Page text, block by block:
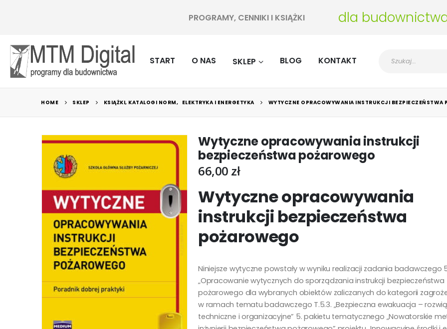
PROGRAMY, CENNIKI I KSIĄŻKI dla
START O NAS SKLEP BLOG KONTAKT
HOME SKLEP KSIĄŻKI, KATALOGI NORM, ELEKTRYKA I ENERGETYKA WYTYCZNE OPRACOWYWANIA INSTRUKCJI BEZPIECZEŃSTWA
Wytyczne opracowywania instrukcji
bezpieczeństwa pożarowego
66,00 zł
Wytyczne opracowywania
instrukcji bezpieczeństwa
pożarowego
Niniejsze wytyczne powstały w wyniku realizacji zadania badawczego
„Opracowanie wytycznych do sporządzania instrukcji bezpieczeństwa
pożarowego dla wybranych obiektów zaliczanych do kategorii
w ramach tematu badawczego T.5.3. „Bezpieczna ewakuacja –
techniczne i organizacyjne” 5. pakietu tematycznego „Nowatorskie